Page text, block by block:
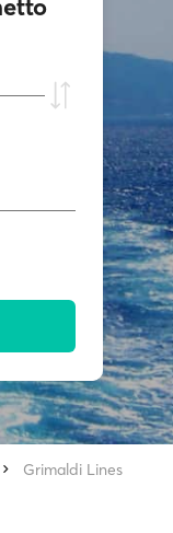
Grimaldi Lines